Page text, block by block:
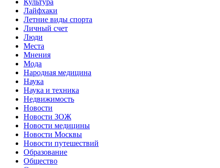
Культура
Лайфхаки
Летние виды спорта
Личный счет
Люди
Места
Мнения
Мода
Народная медицина
Наука
Наука и техника
Недвижимость
Новости
Новости ЗОЖ
Новости медицины
Новости Москвы
Новости путешествий
Образование
Общество